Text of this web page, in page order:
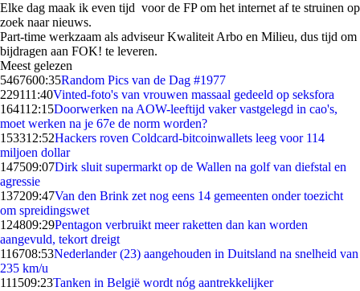
Elke dag maak ik even tijd voor de FP om het internet af te struinen op
zoek naar nieuws.
Part-time werkzaam als adviseur Kwaliteit Arbo en Milieu, dus tijd om
bijdragen aan FOK! te leveren.
Meest gelezen
5467600:35Random Pics van de Dag #1977
229111:40Vinted-foto's van vrouwen massaal gedeeld op seksfora
164112:15Doorwerken na AOW-leeftijd vaker vastgelegd in cao's,
moet werken na je 67e de norm worden?
153312:52Hackers roven Coldcard-bitcoinwallets leeg voor 114
miljoen dollar
147509:07Dirk sluit supermarkt op de Wallen na golf van diefstal en
agressie
137209:47Van den Brink zet nog eens 14 gemeenten onder toezicht
om spreidingswet
124809:29Pentagon verbruikt meer raketten dan kan worden
aangevuld, tekort dreigt
116708:53Nederlander (23) aangehouden in Duitsland na snelheid van
235 km/u
111509:23Tanken in België wordt nóg aantrekkelijker